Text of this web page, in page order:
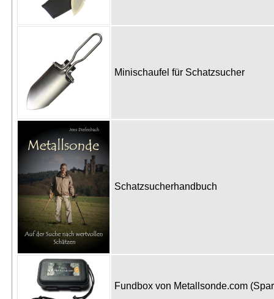
Minischaufel für Schatzsucher
Schatzsucherhandbuch
Fundbox von Metallsonde.com